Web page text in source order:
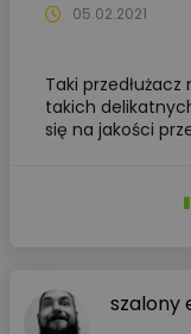
05.02.2021
Taki
takich
się na jakości
szalony